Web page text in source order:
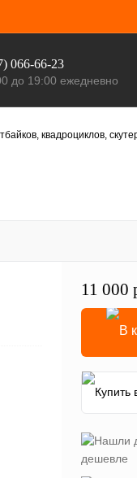
066-66-23
до 19:00 ежедневно
квадроциклов,
11 000
дешевле